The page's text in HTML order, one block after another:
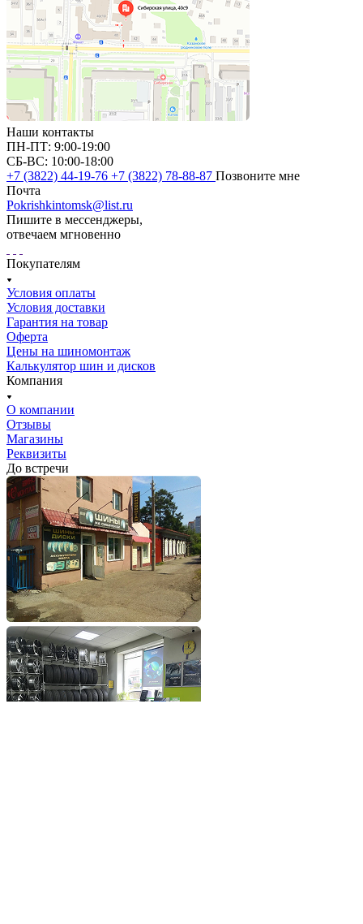
Наши контакты
ПН-ПТ: 9:00-19:00
СБ-ВС: 10:00-18:00
+7 (3822) 44-19-76 +7 (3822) 78-88-87 Позвоните мне
Почта
Pokrishkintomsk@list.ru
Пишите в мессенджеры,
отвечаем мгновенно
Покупателям
Условия оплаты
Условия доставки
Гарантия на товар
Оферта
Цены на шиномонтаж
Калькулятор шин и дисков
Компания
О компании
Отзывы
Магазины
Реквизиты
До встречи